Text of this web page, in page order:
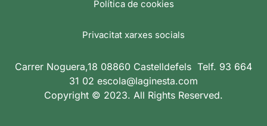
Política de cookies
Privacitat xarxes socials
Carrer Noguera,18 08860 Castelldefels Telf. 93 664
31 02 escola@laginesta.com
Copyright © 2023. All Rights Reserved.